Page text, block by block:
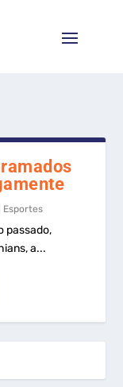
Esportes
passado,
a...